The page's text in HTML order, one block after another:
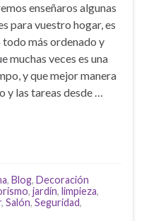
enseñaros algunas
para vuestro hogar, es
más ordenado y
muchas veces es una
y que mejor manera
y las tareas desde …
, Blog, Decoración
, jardín, limpieza,
, Salón, Seguridad,